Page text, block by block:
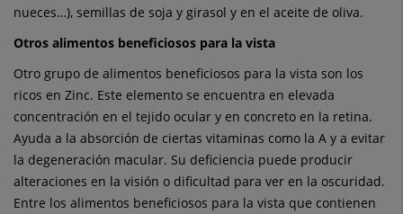
nueces…), semillas de soja y girasol y en el aceite de oliva.
Otros alimentos beneficiosos para la vista
Otro grupo de alimentos beneficiosos para la vista son los
ricos en Zinc. Este elemento se encuentra en elevada
concentración en el tejido ocular y en concreto en la retina.
Ayuda a la absorción de ciertas vitaminas como la A y a evitar
la degeneración macular. Su deficiencia puede producir
alteraciones en la visión o dificultad para ver en la oscuridad.
Entre los alimentos beneficiosos para la vista que contienen